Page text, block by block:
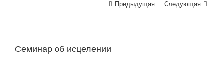
Предыдущая Следующая
Семинар об исцелении